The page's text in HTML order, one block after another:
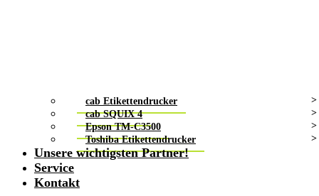
cab Etikettendrucker
cab SQUIX 4
Epson TM-C3500
Toshiba Etikettendrucker
Unsere wichtigsten Partner!
Service
Kontakt